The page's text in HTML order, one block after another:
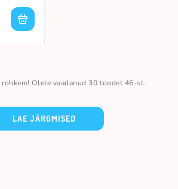
rohkem! Olete vaadanud 30 toodet 46-st.
LAE JÄRGMISED